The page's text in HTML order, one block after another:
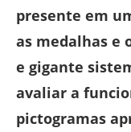
presente em
as medalhas e
e gigante
avaliar a
pictogramas